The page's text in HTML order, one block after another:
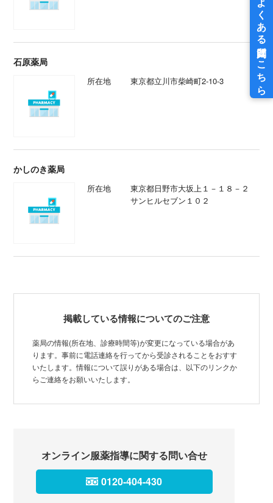
石原薬局
所在地 東京都立川市柴崎町2-10-3
かしのき薬局
所在地
東京都日野市大坂上１－１８－２
サンヒルセブン１０２
掲載している情報についてのご注意
薬局の情報(所在地、診療時間等)が変更になっている場合があ
ります。事前に電話連絡を行ってから受診されることをおすす
いたします。情報について誤りがある場合は、以下のリンクか
らご連絡をお願いいたします。
オンライン服薬指導に関する問い合せ
0120-404-430